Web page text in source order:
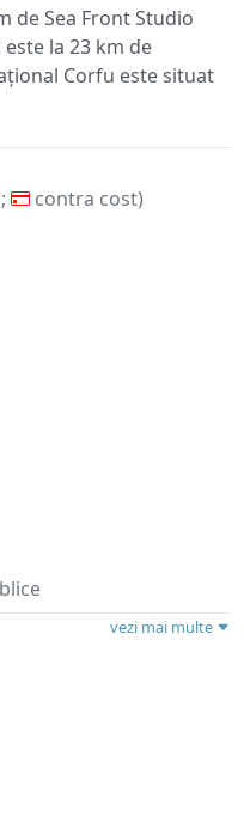
de Sea Front Studio
la 23 km de
Corfu este situat
contra cost)
vezi mai multe